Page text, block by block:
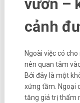
vườn –
cảnh
Ngoài việc có
nên quan tâm
Bởi đây là một
xứng tầm. Ngoại
tăng giá trị thẩm